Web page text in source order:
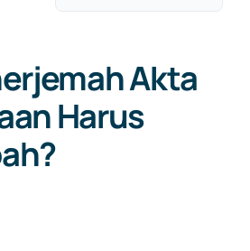
About Us
Akta
Harus